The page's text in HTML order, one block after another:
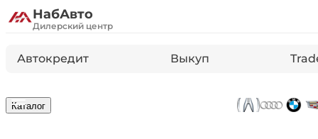
НабАвто
Дилерский центр
Автокредит Выкуп
Каталог